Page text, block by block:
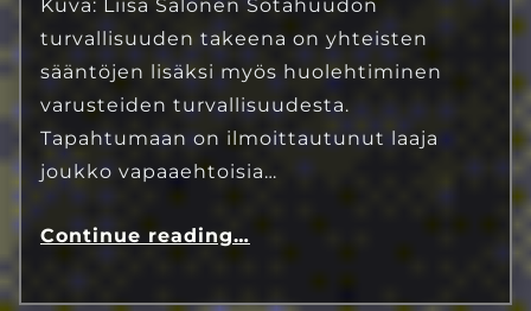
Kuva: Liisa Salonen Sotahuudon
turvallisuuden takeena on yhteisten
sääntöjen lisäksi myös huolehtiminen
varusteiden turvallisuudesta.
Tapahtumaan on ilmoittautunut laaja
joukko vapaaehtoisia…
Continue reading…